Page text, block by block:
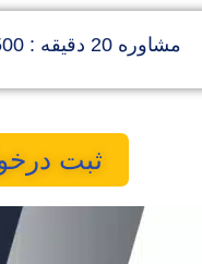
مشاوره 20 دقیقه : 500 هزار تومان
ثبت